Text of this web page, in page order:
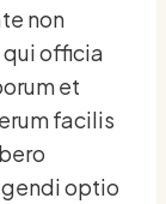
non
officia
et
facilis
optio